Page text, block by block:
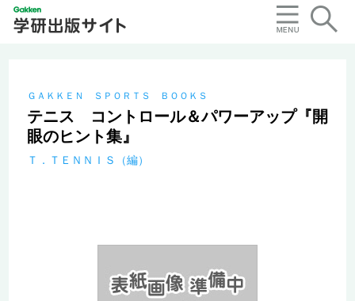
ＧＡＫＫＥＮ ＳＰＯＲＴＳ ＢＯＯＫＳ
テニス コントロール＆パワーアップ『開
眼のヒント集』
Ｔ．ＴＥＮＮＩＳ（編）